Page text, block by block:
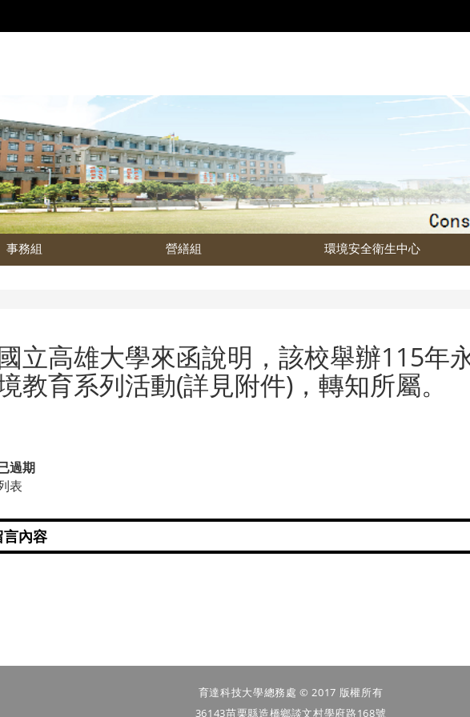
事務組 營繕組 環境安全衛生中心
立高雄大學來函說明，該校舉辦115年
教育系列活動(詳見附件)，轉知所屬。
過期
表
育達科技大學總務處 © 2017 版權所有
36143苗栗縣造橋鄉談文村學府路168號